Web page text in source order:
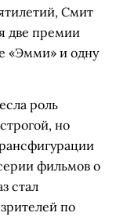
Смит
две премии
«Эмми» и одну
роль
но
фильмов о
стал
по